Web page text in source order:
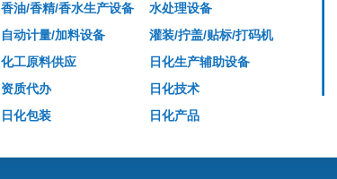
香油/香精/香水生产设备
水处理设备
自动计量/加料设备
灌装/拧盖/贴标/打码机
化工原料供应
日化生产辅助设备
资质代办
日化技术
日化包装
日化产品